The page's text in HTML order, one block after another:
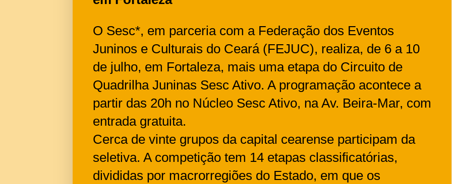
O Sesc*, em parceria com a Federação dos Eventos
Juninos e Culturais do Ceará (FEJUC), realiza, de 6 a 10
de julho, em Fortaleza, mais uma etapa do Circuito de
Quadrilha Juninas Sesc Ativo. A programação acontece a
partir das 20h no Núcleo Sesc Ativo, na Av. Beira-Mar, com
entrada gratuita.
Cerca de vinte grupos da capital cearense participam da
seletiva. A competição tem 14 etapas classificatórias,
divididas por macrorregiões do Estado, em que os